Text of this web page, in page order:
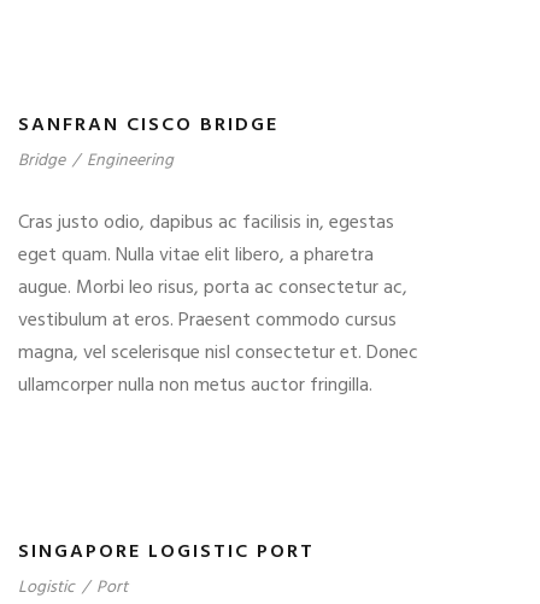
SANFRAN CISCO BRIDGE
Bridge / Engineering
Cras justo odio, dapibus ac facilisis in, egestas
eget quam. Nulla vitae elit libero, a pharetra
augue. Morbi leo risus, porta ac consectetur ac,
vestibulum at eros. Praesent commodo cursus
magna, vel scelerisque nisl consectetur et. Donec
ullamcorper nulla non metus auctor fringilla.
SINGAPORE LOGISTIC PORT
Logistic / Port